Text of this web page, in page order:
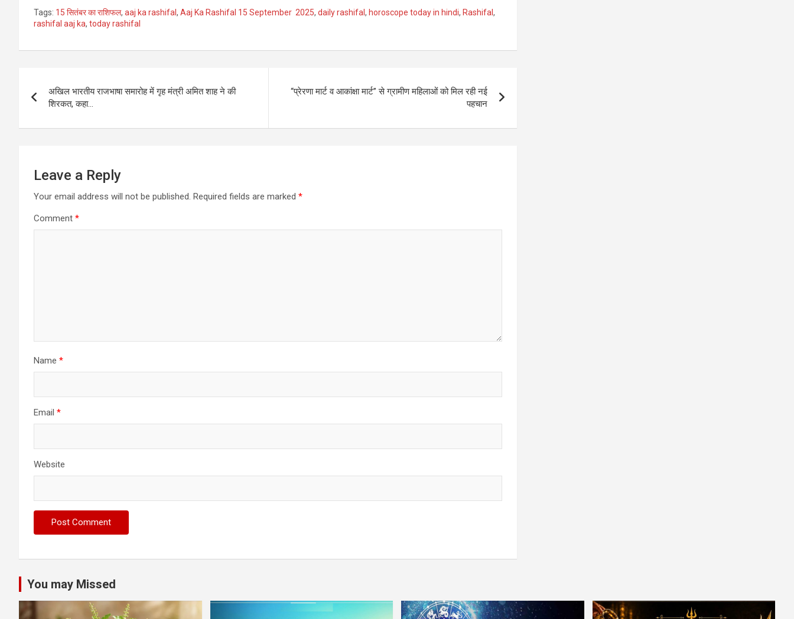
Tags: 15 सितंबर का राशिफल, aaj ka rashifal, Aaj Ka Rashifal 15 September 2025, daily rashifal, horoscope today in hindi, Rashifal,
rashifal aaj ka, today rashifal
navigation
अखिल भारतीय राजभाषा समारोह में गृह मंत्री अमित शाह ने की
शिरकत, कहा…
“प्रेरणा मार्ट व आकांक्षा मार्ट” से ग्रामीण महिलाओं को मिल रही नई
पहचान
Leave a Reply
Your email address will not be published. Required fields are marked *
Comment *
Name *
Email *
Website
You may Missed